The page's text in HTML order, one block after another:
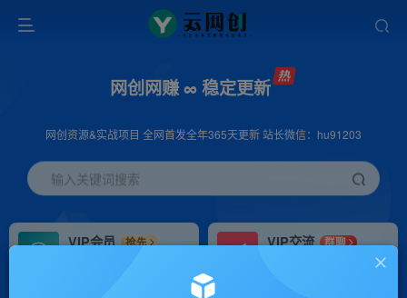
网创网赚 ∞ 稳定更新
网创资源&实战项目 全网首发全年365天更新 站长微信：hu91203
输入关键词搜索
VIP会员
抢先
VIP交流
群聊
研究探讨更多创业项目路子。